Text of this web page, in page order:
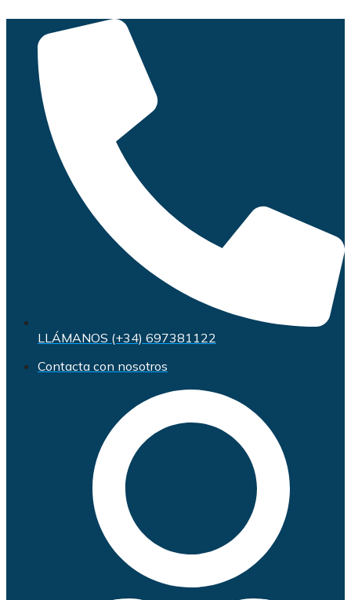
contenido
LLÁMANOS (+34) 697381122
Contacta con nosotros